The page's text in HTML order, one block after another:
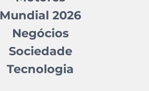
Mundial 2026
Negócios
Sociedade
Tecnologia